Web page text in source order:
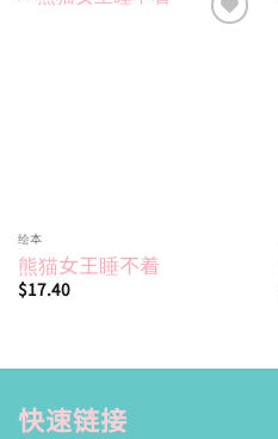
绘本
熊猫女王睡不着
$17.40
快速链接